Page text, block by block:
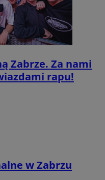
Zabrze. Za nami
rapu!
w Zabrzu